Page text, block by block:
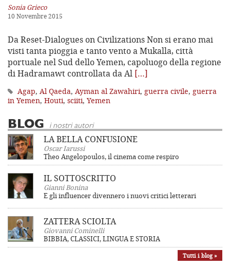
Sonia Grieco
10 Novembre 2015
Da Reset-Dialogues on Civilizations Non si erano mai
visti tanta pioggia e tanto vento a Mukalla, città
portuale nel Sud dello Yemen, capoluogo della regione
di Hadramawt controllata da Al […]
Agap, Al Qaeda, Ayman al Zawahiri, guerra civile, guerra
in Yemen, Houti, sciiti, Yemen
BLOG i nostri autori
LA BELLA CONFUSIONE
Oscar Iarussi
Theo Angelopoulos, il cinema come respiro
IL SOTTOSCRITTO
Gianni Bonina
E gli influencer divennero i nuovi critici letterari
ZATTERA SCIOLTA
Giovanni Cominelli
BIBBIA, CLASSICI, LINGUA E STORIA
Tutti i blog »